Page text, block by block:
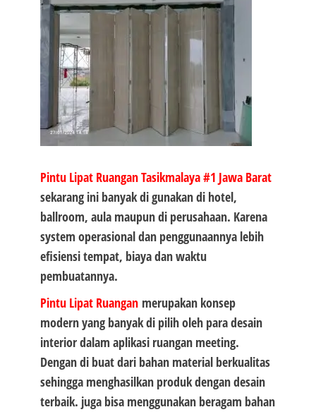
Pintu Lipat Ruangan Tasikmalaya #1 Jawa Barat
sekarang ini banyak di gunakan di hotel,
ballroom, aula maupun di perusahaan. Karena
system operasional dan penggunaannya lebih
efisiensi tempat, biaya dan waktu
pembuatannya.
Pintu Lipat Ruanganmerupakan konsep
modern yang banyak di pilih oleh para desain
interior dalam aplikasi ruangan meeting.
Dengan di buat dari bahan material berkualitas
sehingga menghasilkan produk dengan desain
terbaik. juga bisa menggunakan beragam bahan